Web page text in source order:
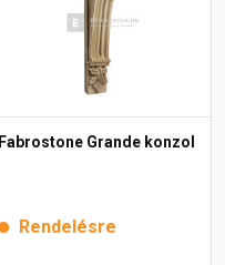
Fabrostone Grande konzol
Rendelésre